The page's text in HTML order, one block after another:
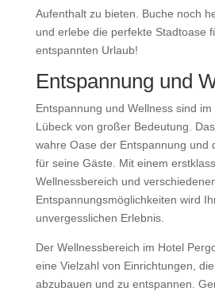
Aufenthalt zu bieten. Buche noch
und erlebe die perfekte Stadtoase
entspannten Urlaub!
Entspannung und
Entspannung und Wellness sind im
Lübeck von großer Bedeutung.
wahre Oase der Entspannung und
für seine Gäste. Mit einem
Wellnessbereich und
Entspannungsmöglichkeiten wird
unvergesslichen Erlebnis.
Der Wellnessbereich im Hotel
eine Vielzahl von Einrichtungen,
abzubauen und zu entspannen.